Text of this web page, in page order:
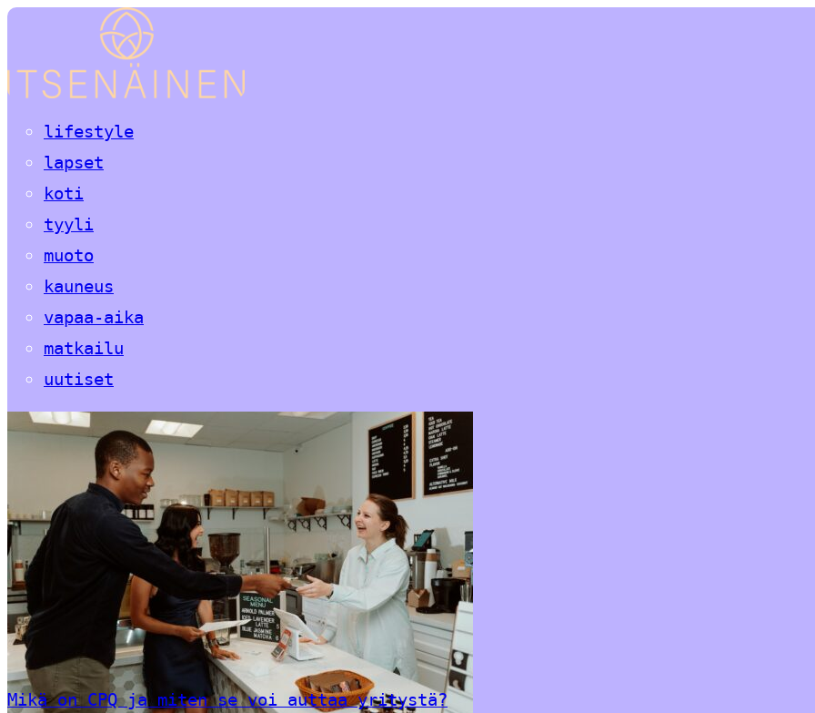
lifestyle
lapset
koti
tyyli
muoto
kauneus
vapaa-aika
matkailu
uutiset
Mikä on CPQ ja miten se voi auttaa yritystä?